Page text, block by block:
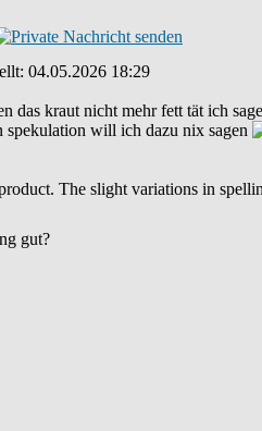
04.05.2026 18:29
das kraut nicht mehr fett tät ich
spekulation will ich dazu nix sagen
The slight variations in
gut?